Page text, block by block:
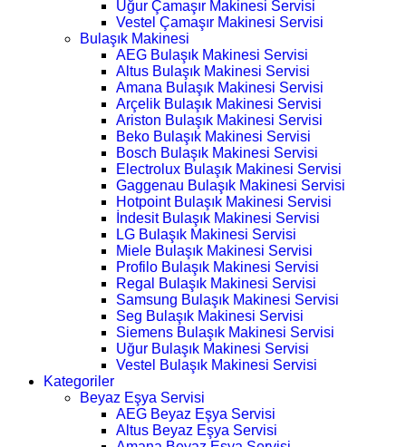
Uğur Çamaşır Makinesi Servisi
Vestel Çamaşır Makinesi Servisi
Bulaşık Makinesi
AEG Bulaşık Makinesi Servisi
Altus Bulaşık Makinesi Servisi
Amana Bulaşık Makinesi Servisi
Arçelik Bulaşık Makinesi Servisi
Ariston Bulaşık Makinesi Servisi
Beko Bulaşık Makinesi Servisi
Bosch Bulaşık Makinesi Servisi
Electrolux Bulaşık Makinesi Servisi
Gaggenau Bulaşık Makinesi Servisi
Hotpoint Bulaşık Makinesi Servisi
İndesit Bulaşık Makinesi Servisi
LG Bulaşık Makinesi Servisi
Miele Bulaşık Makinesi Servisi
Profilo Bulaşık Makinesi Servisi
Regal Bulaşık Makinesi Servisi
Samsung Bulaşık Makinesi Servisi
Seg Bulaşık Makinesi Servisi
Siemens Bulaşık Makinesi Servisi
Uğur Bulaşık Makinesi Servisi
Vestel Bulaşık Makinesi Servisi
Kategoriler
Beyaz Eşya Servisi
AEG Beyaz Eşya Servisi
Altus Beyaz Eşya Servisi